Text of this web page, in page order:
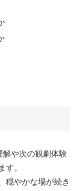
解や次の観劇体験
す。
穏やかな場が続き